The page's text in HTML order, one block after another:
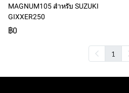
MAGNUM105 สำหรับ SUZUKI
GIXXER250
฿0
1